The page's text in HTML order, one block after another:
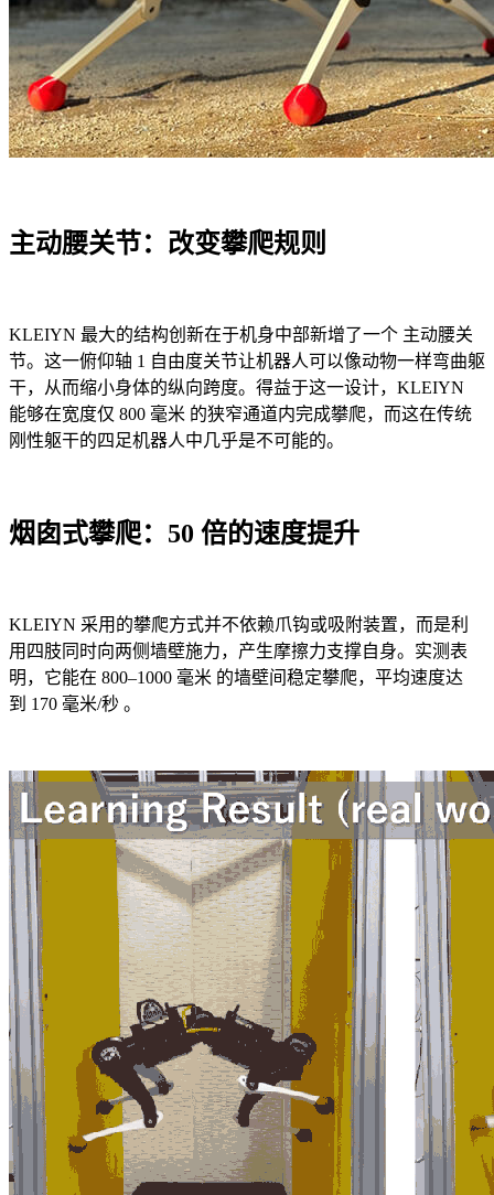
主动腰关节：改变攀爬规则
KLEIYN 最大的结构创新在于机身中部新增了一个 主动腰关
节。这一俯仰轴 1 自由度关节让机器人可以像动物一样弯曲躯
干，从而缩小身体的纵向跨度。得益于这一设计，KLEIYN
能够在宽度仅 800 毫米 的狭窄通道内完成攀爬，而这在传统
刚性躯干的四足机器人中几乎是不可能的。
烟囱式攀爬：50 倍的速度提升
KLEIYN 采用的攀爬方式并不依赖爪钩或吸附装置，而是利
用四肢同时向两侧墙壁施力，产生摩擦力支撑自身。实测表
明，它能在 800–1000 毫米 的墙壁间稳定攀爬，平均速度达
到 170 毫米/秒 。